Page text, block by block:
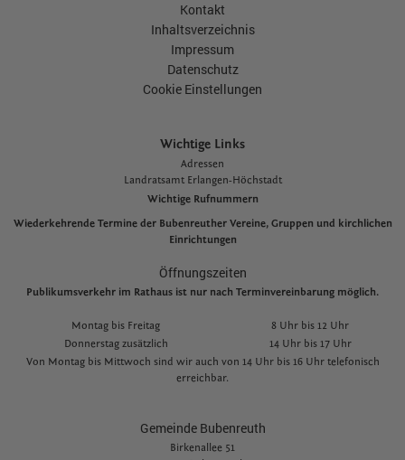
Kontakt
Inhaltsverzeichnis
Impressum
Datenschutz
Cookie Einstellungen
Wichtige Links
Adressen
Landratsamt Erlangen-Höchstadt
Wichtige Rufnummern
Wiederkehrende Termine der Bubenreuther Vereine, Gruppen und kirchlichen
Einrichtungen
Öffnungszeiten
Publikumsverkehr im Rathaus ist nur nach Terminvereinbarung möglich.
Montag bis Freitag
8 Uhr bis 12 Uhr
Donnerstag zusätzlich
14 Uhr bis 17 Uhr
Von Montag bis Mittwoch sind wir auch von 14 Uhr bis 16 Uhr telefonisch
erreichbar.
Gemeinde Bubenreuth
Birkenallee 51